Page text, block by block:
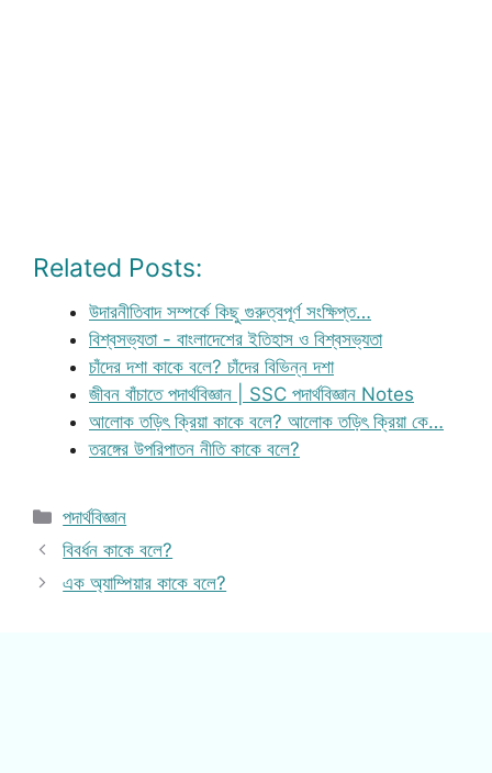
Related Posts:
উদারনীতিবাদ সম্পর্কে কিছু গুরুত্বপূর্ণ সংক্ষিপ্ত…
বিশ্বসভ্যতা - বাংলাদেশের ইতিহাস ও বিশ্বসভ্যতা
চাঁদের দশা কাকে বলে? চাঁদের বিভিন্ন দশা
জীবন বাঁচাতে পদার্থবিজ্ঞান | SSC পদার্থবিজ্ঞান Notes
আলোক তড়িৎ ক্রিয়া কাকে বলে? আলোক তড়িৎ ক্রিয়া কে…
তরঙ্গের উপরিপাতন নীতি কাকে বলে?
Categories
পদার্থবিজ্ঞান
বিবর্ধন কাকে বলে?
এক অ্যাম্পিয়ার কাকে বলে?